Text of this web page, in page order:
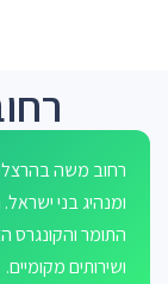
רחוב משה
ומנהיג בני
ושירותים מקומיים.